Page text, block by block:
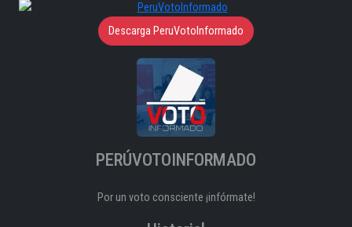
Descarga PeruVotoInformado
PERÚVOTOINFORMADO
Por un voto consciente ¡infórmate!